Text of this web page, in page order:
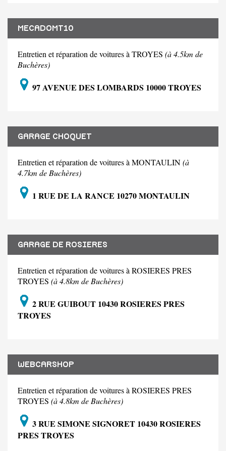
MECADOMT10
Entretien et réparation de voitures à TROYES (à 4.5km de
Buchères)
97 AVENUE DES LOMBARDS 10000 TROYES
GARAGE CHOQUET
Entretien et réparation de voitures à MONTAULIN(à
4.7km de Buchères)
1 RUE DE LA RANCE 10270 MONTAULIN
GARAGE DE ROSIERES
Entretien et réparation de voitures à ROSIERES PRES
TROYES (à 4.8km de Buchères)
2 RUE GUIBOUT 10430 ROSIERES PRES
TROYES
WEBCARSHOP
Entretien et réparation de voitures à ROSIERES PRES
TROYES (à 4.8km de Buchères)
3 RUE SIMONE SIGNORET 10430 ROSIERES
PRES TROYES